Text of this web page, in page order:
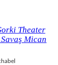
Theater
Mican